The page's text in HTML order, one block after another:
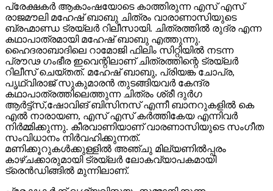
പ്രേക്ഷകർ ആകാംഷയോടെ കാത്തിരുന്ന എസ് എസ്
രാജമൗലി മഹേഷ് ബാബു ചിത്രം വാരാണാസിയുടെ
ബ്രഹ്മാണ്ഡ ട്രയ്ലർ റിലീസായി. ചിത്രത്തിൽ രുദ്ര എന്ന
കഥാപാത്രമായി മഹേഷ് ബാബു എത്തുന്നു.
ഹൈദരാബാദിലെ റാമോജി ഫിലിം സിറ്റിയിൽ നടന്ന
പ്രൗഢ ഗംഭീര ഇവെന്റിലാണ് ചിത്രത്തിന്റെ ട്രയ്ലർ
റിലീസ് ചെയ്തത്. മഹേഷ് ബാബു, പ്രിയങ്ക ചോപ്ര,
പൃഥ്വിരാജ് സുകുമാരൻ തുടങ്ങിയവർ കേന്ദ്ര
കഥാപാത്രത്തിലെത്തുന്ന ചിത്രം ശ്രീ ദുർഗ
ആർട്ട്സ്,ഷോവിങ് ബിസിനസ് എന്നീ ബാനറുകളിൽ കെ
എൽ നാരായണ, എസ് എസ് കർത്തികേയ എന്നിവർ
നിർമ്മിക്കുന്നു. കീരവാണിയാണ് വാരണാസിയുടെ സംഗീത
സംവിധാനം നിർവഹിക്കുന്നത്.
മണിക്കൂറുകൾക്കുള്ളിൽ അഞ്ചു മില്യണിൽപ്പരം
കാഴ്ചക്കാരുമായി ട്രയ്ലർ ലോകവ്യാപകമായി
ട്രെൻഡിങ്ങിൽ മുന്നിലാണ്.